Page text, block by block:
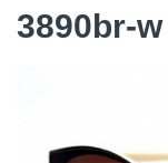
3890br-w